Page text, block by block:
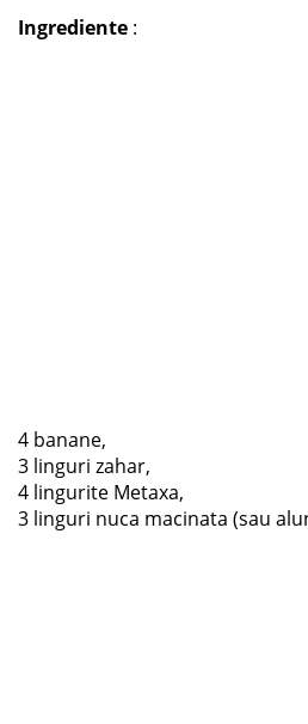
Ingrediente :
4 banane,
3 linguri zahar,
4 lingurite Metaxa,
3 linguri nuca macinata (sau